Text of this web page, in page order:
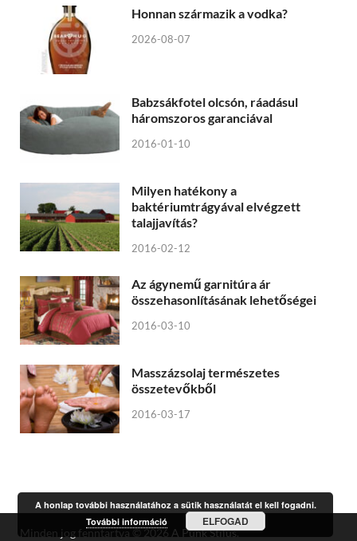
Honnan származik a vodka?
2026-08-07
Babzsákfotel olcsón, ráadásul
háromszoros garanciával
2016-01-10
Milyen hatékony a
baktériumtrágyával elvégzett
talajjavítás?
2016-02-12
Az ágynemű garnitúra ár
összehasonlításának lehetőségei
2016-03-10
Masszázsolaj természetes
összetevőkből
2016-03-17
Minden jog fenntartva © 2026 A Punk Stílus.
A honlap további használatához a sütik használatát el kell fogadni.
További információ
ELFOGAD